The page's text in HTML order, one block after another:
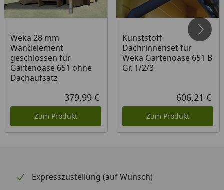
Ausführung
Kesseldruckimprägniert
Garantie
5 Jahre auf alle Holzteile
Dachschindeln
inkl.
10 Pakete (Größe 1)
13 Pakete (Größe 2)
Dachrinnenbedarf
Kunststoff Dachrinnenset
(optional als Zubehör
Optionale Erweiterungen (siehe Reiter "Zubehör"):
Weka 28 mm
Wandelement
geschlossen für
Gartenoase 651 ohne
Dachaufsatz
Aktueller Preis
379,99 €
Zum Produkt
Kunststoff
Dachrinnenset für
Weka Gartenoase 651 B
Gr. 1/2/3
606,21 €
Zum Produkt
Expresszustellung (auf Wunsch)